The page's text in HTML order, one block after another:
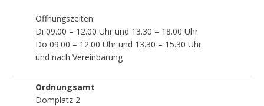
Öffnungszeiten:
Di 09.00 – 12.00 Uhr und 13.30 – 18.00 Uhr
Do 09.00 – 12.00 Uhr und 13.30 – 15.30 Uhr
und nach Vereinbarung
Ordnungsamt
Domplatz 2